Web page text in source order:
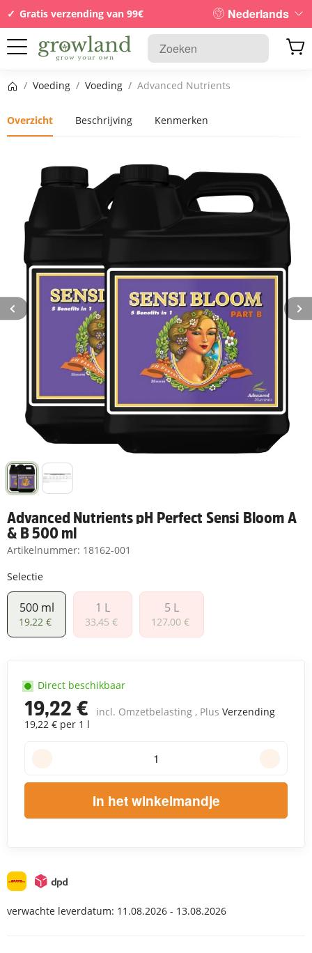
Gratis verzending van 99€ Nederlands
Startpagina
/ Voeding / Voeding / Advanced Nutrients
Overzicht Beschrijving Kenmerken
Advanced Nutrients pH Perfect Sensi Bloom A
& B 500 ml
Artikelnummer: 18162-001
Selectie
500 ml
500 ml
19,22 €
1 L
1 L
33,45 €
5 L
5 L
127,00 €
19,22 € incl. Omzetbelasting , Plus Verzending
19,22 € per 1 l
Direct beschikbaar
In het winkelmandje
verwachte leverdatum: 11.08.2026 - 13.08.2026